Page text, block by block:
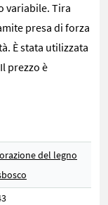
variabile. Tira
presa di forza
È stata utilizzata
prezzo è
del legno